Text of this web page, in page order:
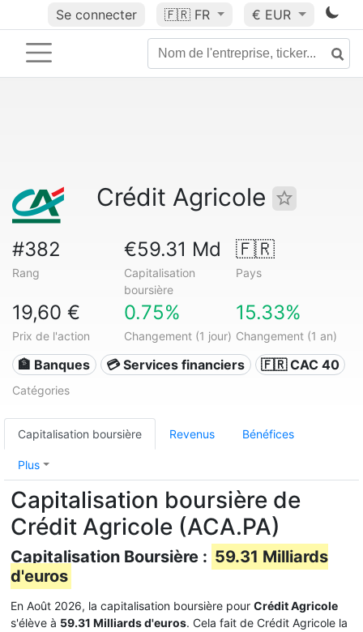
Se connecter 🇫🇷 FR € EUR
Crédit Agricole
#382
Rang
€59.31 Md
Capitalisation
boursière
🇫🇷
Pays
19,60 €
Prix de l'action
0.75%
Changement (1 jour)
15.33%
Changement (1 an)
🏦 Banques 💳 Services financiers 🇫🇷 CAC 40
Catégories
Capitalisation boursière Revenus Bénéfices
Plus
Capitalisation boursière de
Crédit Agricole (ACA.PA)
Capitalisation Boursière : 59.31 Milliards
d'euros
En Août 2026, la capitalisation boursière pour Crédit Agricole
s'élève à 59.31 Milliards d'euros. Cela fait de Crédit Agricole la